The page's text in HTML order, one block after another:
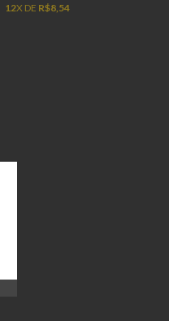
12X DE R$8,54